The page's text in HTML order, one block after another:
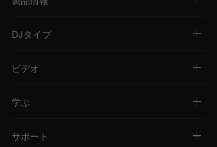
DJミキサー
オールインワンDJシステム
DJサンプラー
DJエフェクター
モニタースピーカー
ポータブルDJスピーカー
DJタイプ
ライブストリーミング
ミニクラブ / バー・ラウンジ
バトル / パフォーマンス
音楽制作
ビデオ
チュートリアル
ヒント・テクニック
カルチャー
ドキュメンタリー
学ぶ
DJスクール
Open format/Hip Hop DJにお勧めの製品
サポート